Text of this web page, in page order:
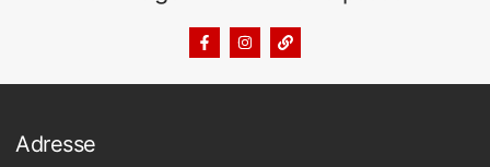
Adresse